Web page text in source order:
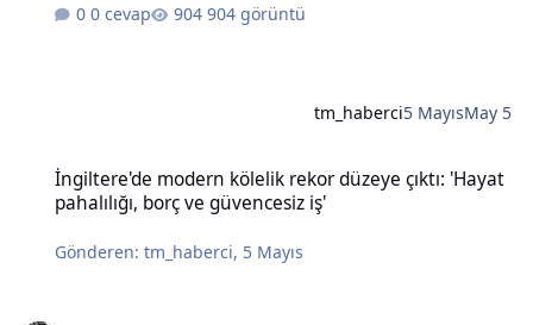
0 cevap 904 görüntü
tm_haberci5 MayısMay 5
İngiltere'de modern kölelik rekor düzeye çıktı: 'Hayat
pahalılığı, borç ve güvencesiz iş'
Gönderen:tm_haberci, 5 Mayıs